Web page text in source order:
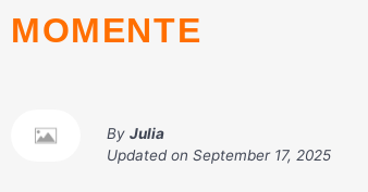
OMENTE
By Julia
Updated on September 17, 2025